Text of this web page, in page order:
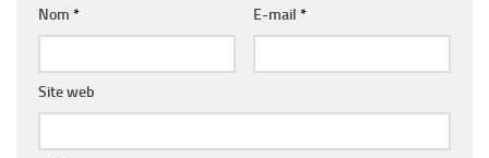
Nom * E-mail *
Site web